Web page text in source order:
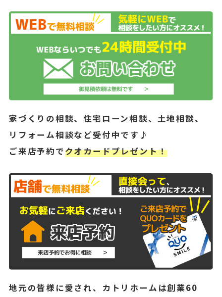
家づくりの相談、住宅ローン相談、土地相談、
リフォーム相談など受付中です♪
ご来店予約でクオカードプレゼント！
地元の皆様に愛され、カトリホームは創業60